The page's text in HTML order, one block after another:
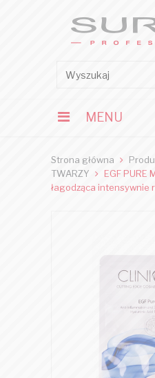
MENU
Strona główna
TWARZY
EGF PURE
łagodząca intensywnie